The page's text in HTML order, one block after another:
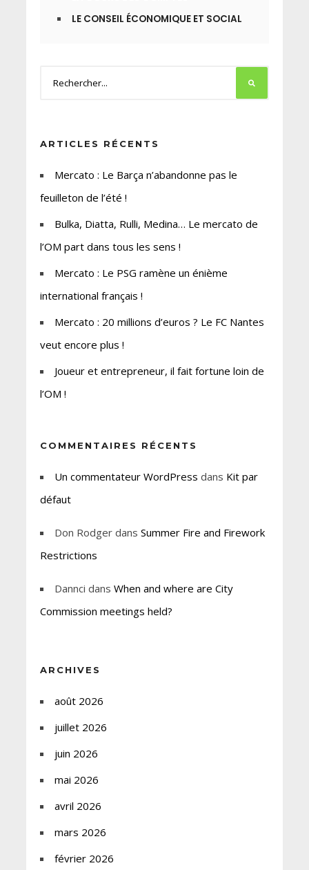
LE CONSEIL ÉCONOMIQUE ET SOCIAL
ARTICLES RÉCENTS
Mercato : Le Barça n’abandonne pas le
feuilleton de l’été !
Bulka, Diatta, Rulli, Medina… Le mercato de
l’OM part dans tous les sens !
Mercato : Le PSG ramène un énième
international français !
Mercato : 20 millions d’euros ? Le FC Nantes
veut encore plus !
Joueur et entrepreneur, il fait fortune loin de
l’OM !
COMMENTAIRES RÉCENTS
Un commentateur WordPress dans Kit par
défaut
Don Rodgerdans Summer Fire and Firework
Restrictions
Dannci dans When and where are City
Commission meetings held?
ARCHIVES
août 2026
juillet 2026
juin 2026
mai 2026
avril 2026
mars 2026
février 2026